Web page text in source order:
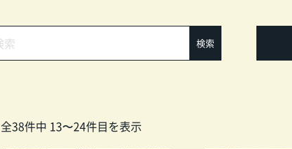
全38件中 13〜24件目を表示